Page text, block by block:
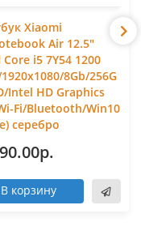
Xiaomi
Air 12.5"
i5 7Y54 1200
8Gb/256G
Intel HD Graphics
Fi/Bluetooth/Win10
серебро
В корзину